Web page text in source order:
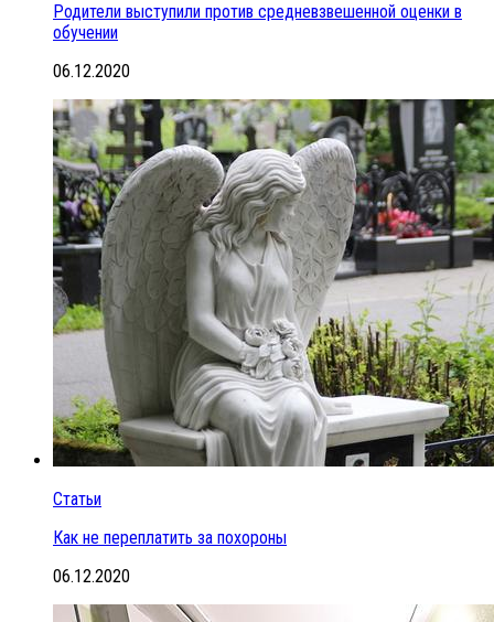
Родители выступили против средневзвешенной оценки в
обучении
06.12.2020
Статьи
Как не переплатить за похороны
06.12.2020